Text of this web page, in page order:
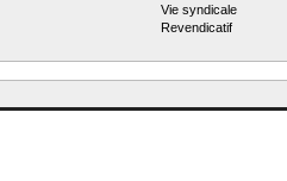
Vie syndicale
Revendicatif